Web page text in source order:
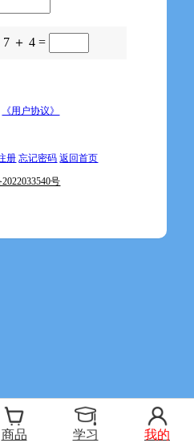
＋ 4 =
《用户协议》
册 忘记密码 返回首页
号
商品 学习 我的